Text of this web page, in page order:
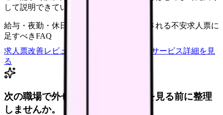
して説明できていますか？
給与・夜勤・休日の見せ方 応募前に離脱される不安求人票に
足すべきFAQ
求人票改善レビューの見積もりを依頼
サービス詳細を見
る
次の職場で外せない条件を、求人を見る前に整理
しませんか。